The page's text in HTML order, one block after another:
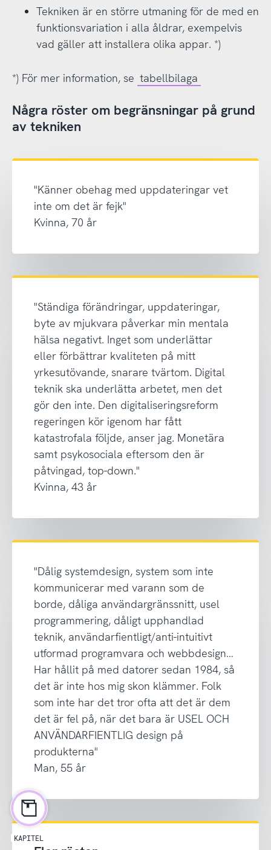
Tekniken är en större utmaning för de med en
funktionsvariation i alla åldrar, exempelvis
vad gäller att installera olika appar. *)
*) För mer information, se tabellbilaga
Några röster om begränsningar på grund
av tekniken
"Känner obehag med uppdateringar vet
inte om det är fejk"
Kvinna, 70 år
"Ständiga förändringar, uppdateringar,
byte av mjukvara påverkar min mentala
hälsa negativt. Inget som underlättar
eller förbättrar kvaliteten på mitt
yrkesutövande, snarare tvärtom. Digital
teknik ska underlätta arbetet, men det
gör den inte. Den digitaliseringsreform
regeringen kör igenom har fått
katastrofala följde, anser jag. Monetära
samt psykosociala eftersom den är
påtvingad, top-down."
Kvinna, 43 år
"Dålig systemdesign, system som inte
kommunicerar med varann som de
borde, dåliga användargränssnitt, usel
programmering, dåligt upphandlad
teknik, användarfientligt/anti-intuitivt
utformad programvara och webbdesign…
Har hållit på med datorer sedan 1984, så
det är inte hos mig skon klämmer. Folk
som inte har det tror ofta att det är dem
det är fel på, när det bara är USEL OCH
ANVÄNDARFIENTLIG design på
produkterna"
Man, 55 år
KAPITEL